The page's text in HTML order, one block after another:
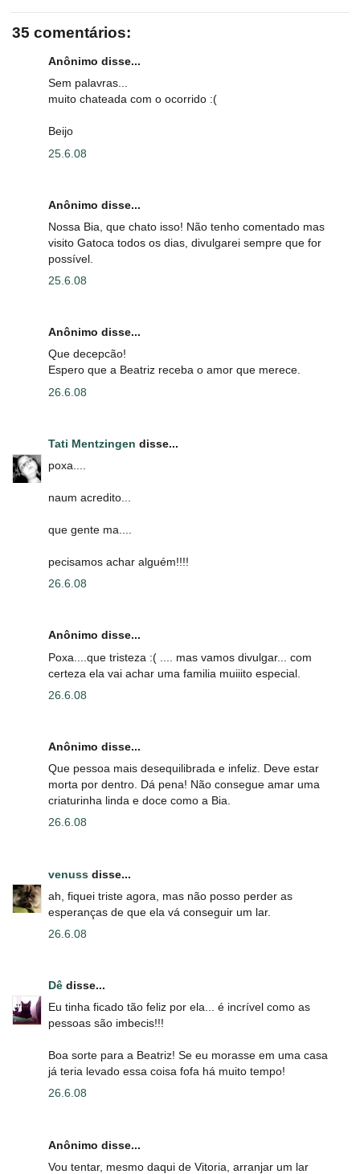
35 comentários:
Anônimo disse...
Sem palavras...
muito chateada com o ocorrido :(
Beijo
25.6.08
Anônimo disse...
Nossa Bia, que chato isso! Não tenho comentado mas
visito Gatoca todos os dias, divulgarei sempre que for
possível.
25.6.08
Anônimo disse...
Que decepcão!
Espero que a Beatriz receba o amor que merece.
26.6.08
Tati Mentzingen disse...
poxa....
naum acredito...
que gente ma....
pecisamos achar alguém!!!!
26.6.08
Anônimo disse...
Poxa....que tristeza :( .... mas vamos divulgar... com
certeza ela vai achar uma familia muiiito especial.
26.6.08
Anônimo disse...
Que pessoa mais desequilibrada e infeliz. Deve estar
morta por dentro. Dá pena! Não consegue amar uma
criaturinha linda e doce como a Bia.
26.6.08
venuss disse...
ah, fiquei triste agora, mas não posso perder as
esperanças de que ela vá conseguir um lar.
26.6.08
Dê disse...
Eu tinha ficado tão feliz por ela... é incrível como as
pessoas são imbecis!!!
Boa sorte para a Beatriz! Se eu morasse em uma casa
já teria levado essa coisa fofa há muito tempo!
26.6.08
Anônimo disse...
Vou tentar, mesmo daqui de Vitoria, arranjar um lar